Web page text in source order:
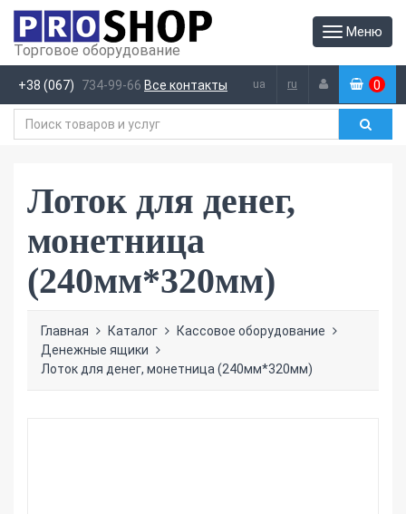
Меню
Торговое оборудование
+38 (067) 734-99-66 Все контакты ua ru (0 )
Лоток для денег,
монетница
(240мм*320мм)
Главная Каталог
Кассовое оборудование
Денежные ящики
Лоток для денег, монетница (240мм*320мм)